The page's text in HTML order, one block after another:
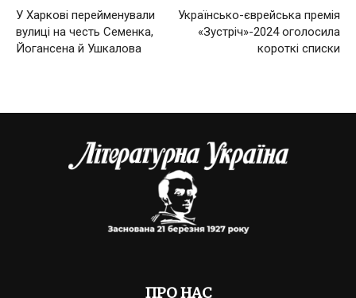
У Харкові перейменували
вулиці на честь Семенка,
Йогансена й Ушкалова
Українсько-єврейська премія
«Зустріч»-2024 оголосила
короткі списки
ПРО НАС